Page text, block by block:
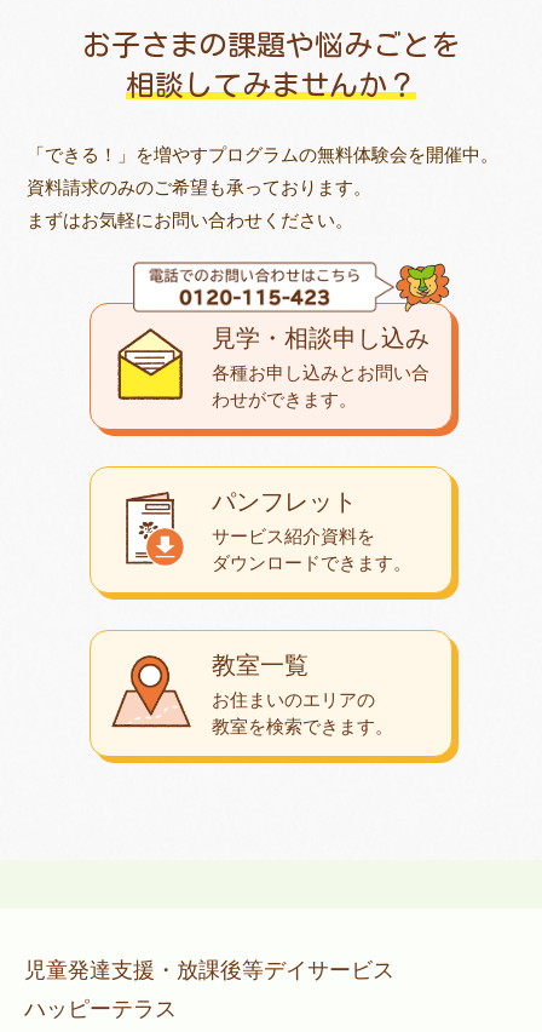
お子さまの課題や悩みごとを
相談してみませんか？
「できる！」を増やすプログラムの無料体験会を開催中。
資料請求のみのご希望も承っております。
まずはお気軽にお問い合わせください。
教室一覧
お住まいのエリアの
教室を検索できます。
パンフレット
サービス紹介資料を
ダウンロードできます。
見学・相談申し込み
各種お申し込みとお問い合
わせができます。
児童発達支援・放課後等デイサービス
ハッピーテラス